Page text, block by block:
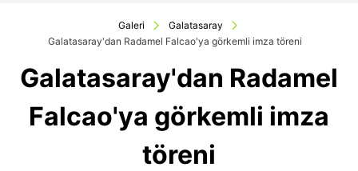
Galeri
Galatasaray
Galatasaray'dan Radamel Falcao'ya görkemli imza töreni
Galatasaray'dan Radamel
Falcao'ya görkemli imza
töreni